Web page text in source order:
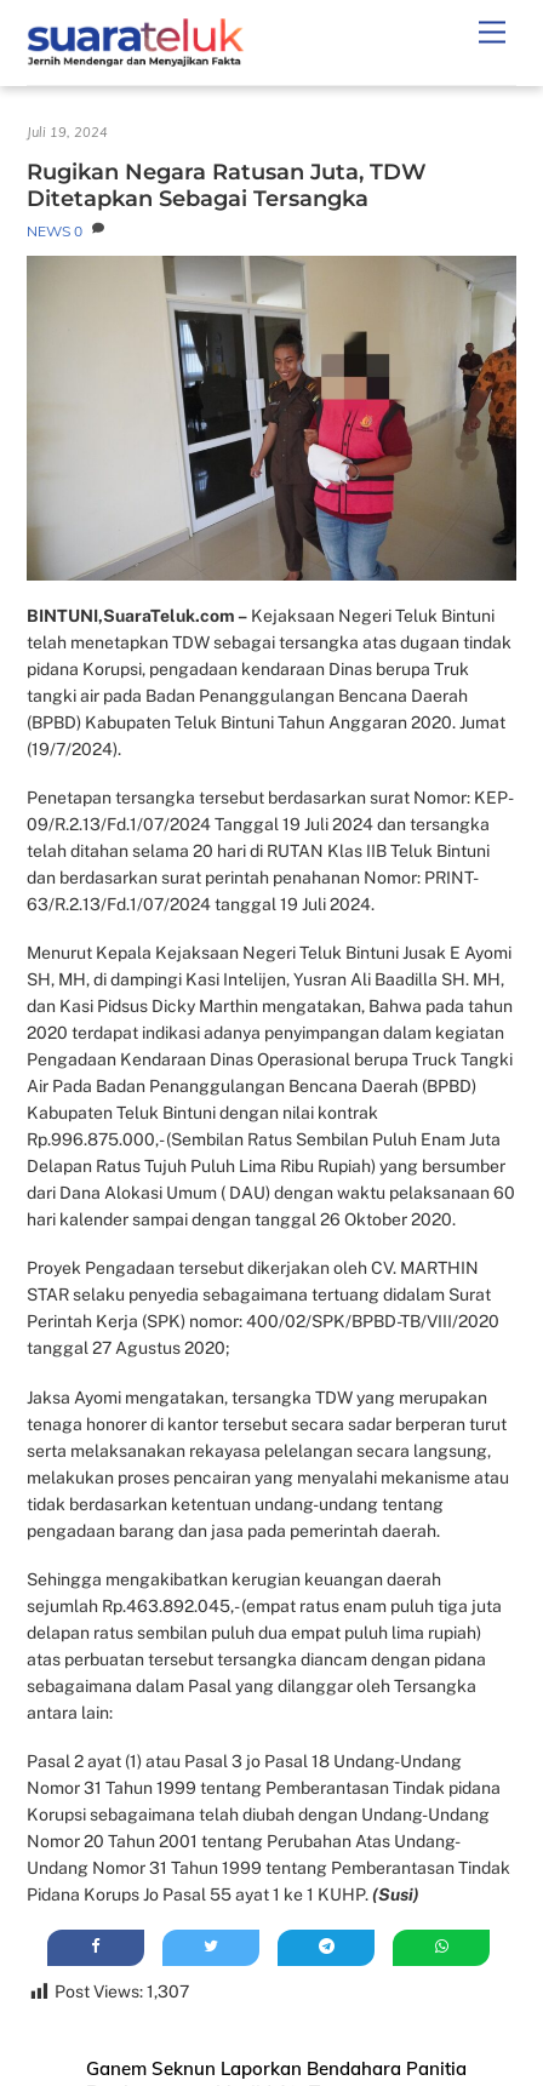
content
Juli 19, 2024
Rugikan Negara Ratusan Juta, TDW
Ditetapkan Sebagai Tersangka
NEWS 0
BINTUNI,SuaraTeluk.com – Kejaksaan Negeri Teluk Bintuni
telah menetapkan TDW sebagai tersangka atas dugaan tindak
pidana Korupsi, pengadaan kendaraan Dinas berupa Truk
tangki air pada Badan Penanggulangan Bencana Daerah
(BPBD) Kabupaten Teluk Bintuni Tahun Anggaran 2020. Jumat
(19/7/2024).
Penetapan tersangka tersebut berdasarkan surat Nomor: KEP-
09/R.2.13/Fd.1/07/2024 Tanggal 19 Juli 2024 dan tersangka
telah ditahan selama 20 hari di RUTAN Klas IIB Teluk Bintuni
dan berdasarkan surat perintah penahanan Nomor: PRINT-
63/R.2.13/Fd.1/07/2024 tanggal 19 Juli 2024.
Menurut Kepala Kejaksaan Negeri Teluk Bintuni Jusak E Ayomi
SH, MH, di dampingi Kasi Intelijen, Yusran Ali Baadilla SH. MH,
dan Kasi Pidsus Dicky Marthin mengatakan, Bahwa pada tahun
2020 terdapat indikasi adanya penyimpangan dalam kegiatan
Pengadaan Kendaraan Dinas Operasional berupa Truck Tangki
Air Pada Badan Penanggulangan Bencana Daerah (BPBD)
Kabupaten Teluk Bintuni dengan nilai kontrak
Rp.996.875.000,- (Sembilan Ratus Sembilan Puluh Enam Juta
Delapan Ratus Tujuh Puluh Lima Ribu Rupiah) yang bersumber
dari Dana Alokasi Umum ( DAU) dengan waktu pelaksanaan 60
hari kalender sampai dengan tanggal 26 Oktober 2020.
Proyek Pengadaan tersebut dikerjakan oleh CV. MARTHIN
STAR selaku penyedia sebagaimana tertuang didalam Surat
Perintah Kerja (SPK) nomor: 400/02/SPK/BPBD-TB/VIII/2020
tanggal 27 Agustus 2020;
Jaksa Ayomi mengatakan, tersangka TDW yang merupakan
tenaga honorer di kantor tersebut secara sadar berperan turut
serta melaksanakan rekayasa pelelangan secara langsung,
melakukan proses pencairan yang menyalahi mekanisme atau
tidak berdasarkan ketentuan undang-undang tentang
pengadaan barang dan jasa pada pemerintah daerah.
Sehingga mengakibatkan kerugian keuangan daerah
sejumlah Rp.463.892.045,- (empat ratus enam puluh tiga juta
delapan ratus sembilan puluh dua empat puluh lima rupiah)
atas perbuatan tersebut tersangka diancam dengan pidana
sebagaimana dalam Pasal yang dilanggar oleh Tersangka
antara lain:
Pasal 2 ayat (1) atau Pasal 3 jo Pasal 18 Undang-Undang
Nomor 31 Tahun 1999 tentang Pemberantasan Tindak pidana
Korupsi sebagaimana telah diubah dengan Undang-Undang
Nomor 20 Tahun 2001 tentang Perubahan Atas Undang-
Undang Nomor 31 Tahun 1999 tentang Pemberantasan Tindak
Pidana Korups Jo Pasal 55 ayat 1 ke 1 KUHP.(Susi)
Post Views: 1,307
Ganem Seknun Laporkan Bendahara Panitia